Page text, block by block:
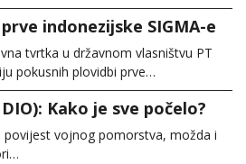
indonezijske SIGMA-e
tvrtka u državnom vlasništvu PT
pokusnih plovidbi prve…
Kako je sve počelo?
povijest vojnog pomorstva, možda i